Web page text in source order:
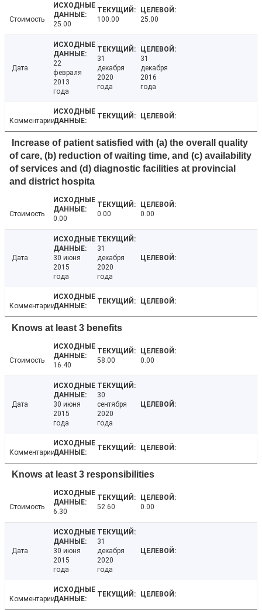
Стоимость
25.00
100.00 25.00
Дата
22
февраля
2013
года
31
декабря
2020
года
31
декабря
2016
года
Комментарии
Increase of patient satisfied with (a) the overall quality
of care, (b) reduction of waiting time, and (c) availability
of services and (d) diagnostic facilities at provincial
and district hospita
Стоимость
0.00
0.00 0.00
Дата
30 июня
2015
года
31
декабря
2020
года
Комментарии
Knows at least 3 benefits
Стоимость
16.40
58.00 0.00
Дата
30 июня
2015
года
30
сентября
2020
года
Комментарии
Knows at least 3 responsibilities
Стоимость
6.30
52.60 0.00
Дата
30 июня
2015
года
31
декабря
2020
года
Комментарии